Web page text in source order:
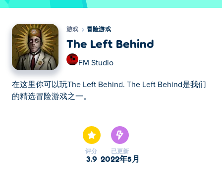
游戏 冒险游戏
The Left Behind
FM Studio
在这里你可以玩The Left Behind. The Left Behind是我们
的精选冒险游戏之一。
评分
3.9
已更新
2022年5月